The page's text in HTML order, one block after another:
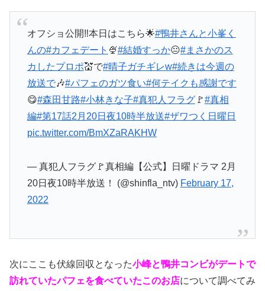
オフショ公開‼️本日はこちら🌟#鴨井さんと小峯く
んの#カフェデート 🍨#結婚すっか😐️#まさかのス
カしたプロポ💒で#晴子ガチギレw#続きは今週の
放送で🎶#パフェのガツ食い#何テイクも感謝です
😋#森田甘路#小林きな子#真犯人フラグ🚩#真相
編#第17話2月20日夜10時半放送#ザワつく日曜日
pic.twitter.com/BmXZaRAKHW
— 真犯人フラグ🚩真相編【公式】日曜ドラマ 2月
20日夜10時半放送！ (@shinfla_ntv) February 17,
2022
次にここも伏線回収となった小峰と鴨井コンビがデートで
訪れていたパフェを食べていたこのお店について調べてみ